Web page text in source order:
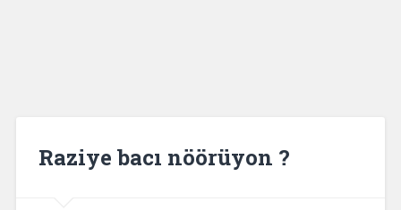
Raziye bacı nöörüyon ?